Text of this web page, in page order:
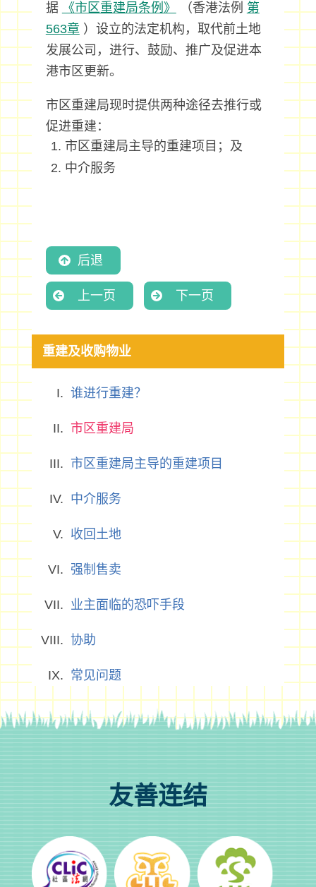
据
《市区重建局条例》 （香港法例 第
563章）设立的法定机构，取代前土地
发展公司，进行、鼓励、推广及促进本
港市区更新。
市区重建局现时提供两种途径去推行或
促进重建：
市区重建局主导的重建项目；及
中介服务
后退
上一页 下一页
重建及收购物业
谁进行重建？
市区重建局
市区重建局主导的重建项目
中介服务
收回土地
强制售卖
业主面临的恐吓手段
协助
常见问题
友善连结